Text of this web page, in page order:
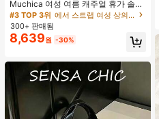
Muchica 여성 여름 캐주얼 휴가 솔리
드 컬러 자카드 스위트하트 넥 러치 드
로스트링 베이비돌 탑
#3 TOP 3위
에서 스트랩 여성 상의, 블라우스 & 티
300+ 판매됨
8,639원 -30%